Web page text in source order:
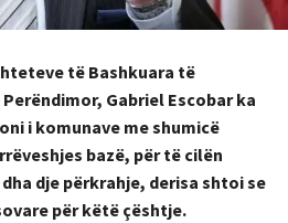
të Bashkuara të
Gabriel Escobar ka
i komunave me shumicë
bazë, për të cilën
dje përkrahje, derisa shtoi se
për këtë çështje.